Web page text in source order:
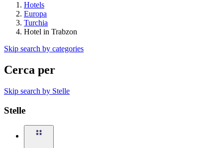
Hotels
Europa
Turchia
Hotel in Trabzon
Skip search by categories
Cerca per
Skip search by Stelle
Stelle